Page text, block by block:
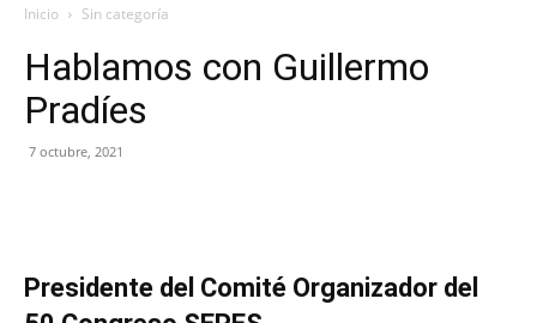
Inicio Sin categoría
Hablamos con Guillermo
Pradíes
7 octubre, 2021
Presidente del Comité Organizador del